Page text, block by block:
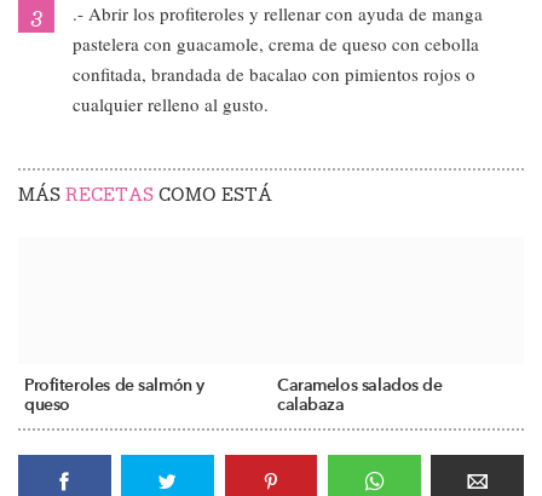
.- Abrir los profiteroles y rellenar con ayuda de manga
pastelera con guacamole, crema de queso con cebolla
confitada, brandada de bacalao con pimientos rojos o
cualquier relleno al gusto.
MÁS RECETAS COMO ESTÁ
Profiteroles de salmón y
queso
Caramelos salados de
calabaza